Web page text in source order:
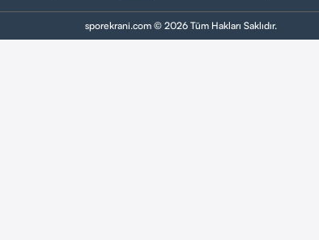
sporekrani.com © 2026 Tüm Hakları Saklıdır.